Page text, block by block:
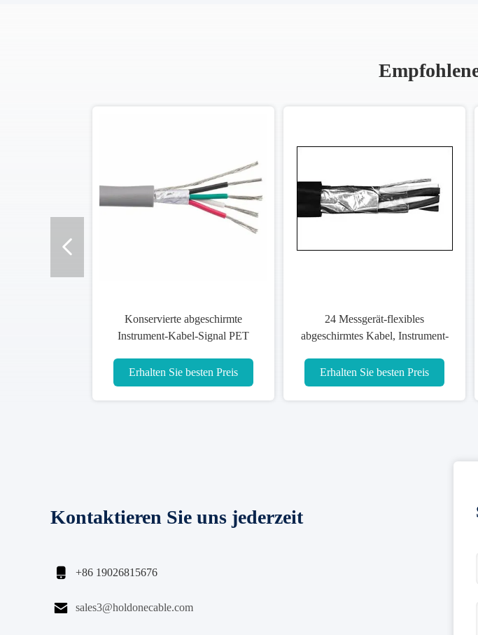
Konservierte abgeschirmte
Instrument-Kabel-Signal PET
Isolierbescheinigung
Erhalten Sie besten Preis
24 Messgerät-flexibles
abgeschirmtes Kabel, Instrument-
verdrahtet
Erhalten Sie besten Preis
Kontaktieren Sie uns jederzeit
 +86 19026815676
 sales3@holdonecable.com